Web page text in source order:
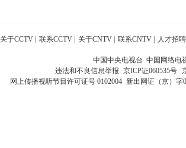
关于CCTV 联系CCTV 关于CNTV 联系CNTV 人才招聘
中国中央电视台 中国网络电
违法和不良信息举报 京ICP证060535号
网上传播视听节目许可证号 0102004 新出网证（京）